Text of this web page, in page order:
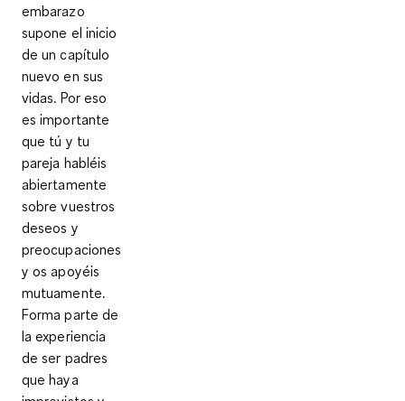
embarazo
supone el inicio
deun capítulo
nuevo en sus
vidas. Por eso
es importante
que tú y tu
pareja habléis
abiertamente
sobre vuestros
deseos y
preocupaciones
y os apoyéis
mutuamente.
Forma parte de
la experiencia
de ser padres
que haya